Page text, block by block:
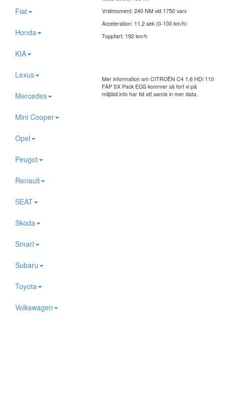
Fiat
Honda
KIA
Lexus
Mercedes
Mini Cooper
Opel
Peugot
Renault
SEAT
Skoda
Smart
Subaru
Toyota
Volkswagen
Vridmoment: 240 NM vid 1750 varv
Acceleration: 11,2 sek (0-100 km/h)
Toppfart: 192 km/h
Mer information om CITROËN C4 1.6 HDi 110
FAP SX Pack EGS kommer så fort vi på
miljöbil.info har tid att samla in mer data.